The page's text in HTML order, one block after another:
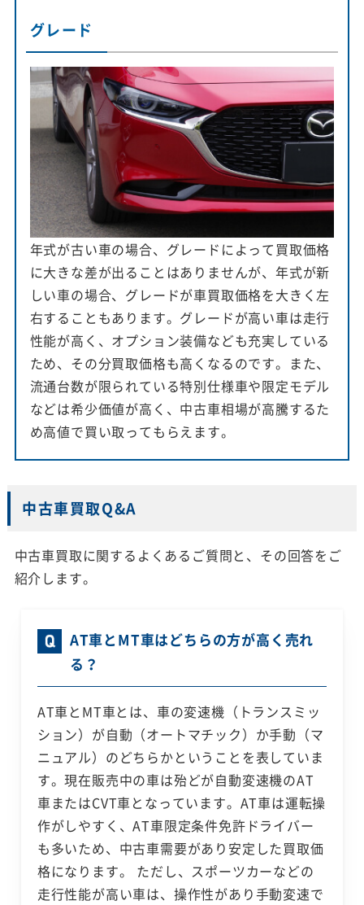
グレード
年式が古い車の場合、グレードによって買取価格
に大きな差が出ることはありませんが、年式が新
しい車の場合、グレードが車買取価格を大きく左
右することもあります。グレードが高い車は走行
性能が高く、オプション装備なども充実している
ため、その分買取価格も高くなるのです。また、
流通台数が限られている特別仕様車や限定モデル
などは希少価値が高く、中古車相場が高騰するた
め高値で買い取ってもらえます。
中古車買取Q&A
中古車買取に関するよくあるご質問と、その回答をご
紹介します。
AT車とMT車はどちらの方が高く売れ
る？
AT車とMT車とは、車の変速機（トランスミッ
ション）が自動（オートマチック）か手動（マ
ニュアル）のどちらかということを表していま
す。現在販売中の車は殆どが自動変速機のAT
車またはCVT車となっています。AT車は運転操
作がしやすく、AT車限定条件免許ドライバー
も多いため、中古車需要があり安定した買取価
格になります。 ただし、スポーツカーなどの
走行性能が高い車は、操作性があり手動変速で